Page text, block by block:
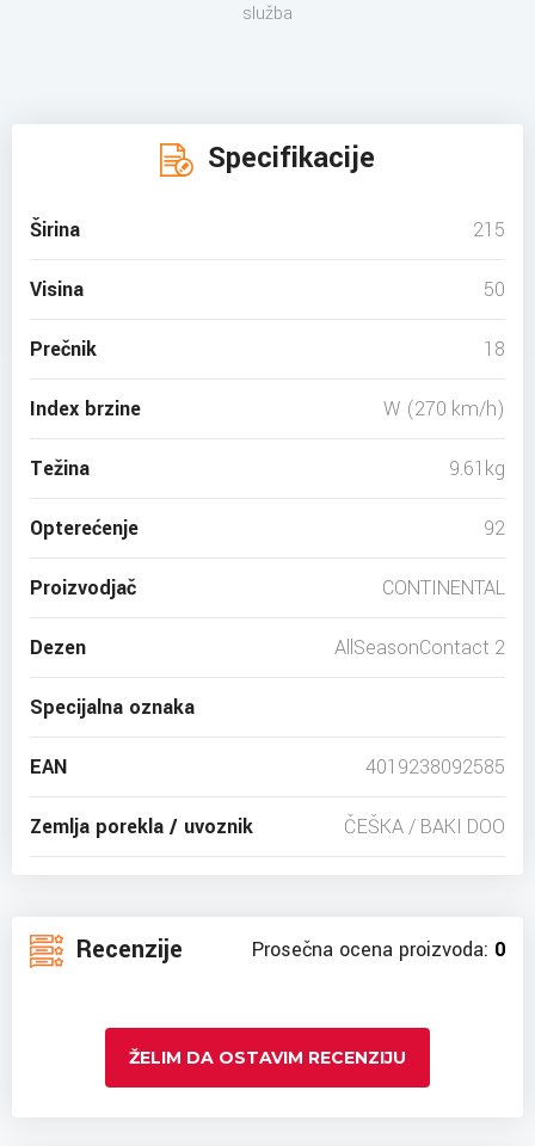
služba
Specifikacije
Širina 215
Visina 50
Prečnik 18
Index brzine W (270 km/h)
Težina 9.61kg
Opterećenje 92
Proizvodjač CONTINENTAL
Dezen AllSeasonContact 2
Specijalna oznaka
EAN 4019238092585
Zemlja porekla / uvoznik ČEŠKA / BAKI DOO
Recenzije Prosečna ocena proizvoda: 0
ŽELIM DA OSTAVIM RECENZIJU